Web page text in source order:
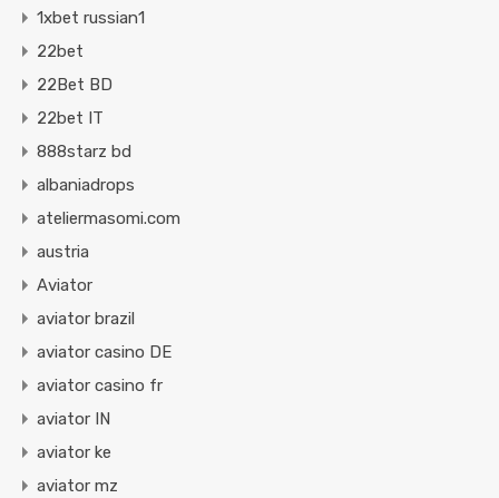
1xbet russian1
22bet
22Bet BD
22bet IT
888starz bd
albaniadrops
ateliermasomi.com
austria
Aviator
aviator brazil
aviator casino DE
aviator casino fr
aviator IN
aviator ke
aviator mz